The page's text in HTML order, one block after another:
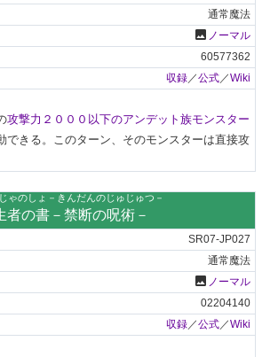
通常魔法
photo ノーマル
60577362
収録 ／公式 ／Wiki
攻撃力２０００以下のアンデット族モンスター
できる。このターン、そのモンスターは直接攻
ゃのしょ－きんだんのじゅじゅつ－
者の書－禁断の呪術－
SR07-JP027
通常魔法
photo ノーマル
02204140
収録／公式／Wiki